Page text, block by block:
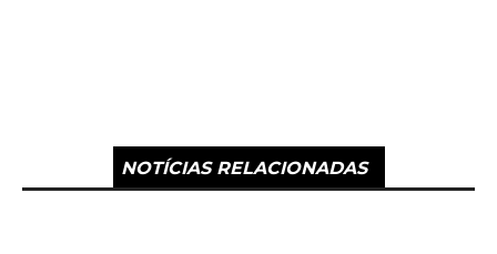
NOTÍCIAS RELACIONADAS